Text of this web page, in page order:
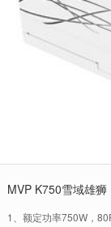
MVP K750雪域雄狮
1、额定功率750W，